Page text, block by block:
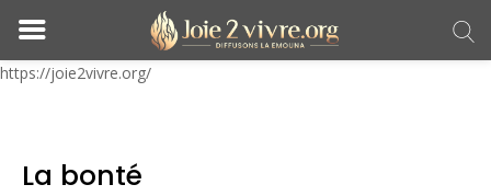
https://joie2vivre.org/
La bonté